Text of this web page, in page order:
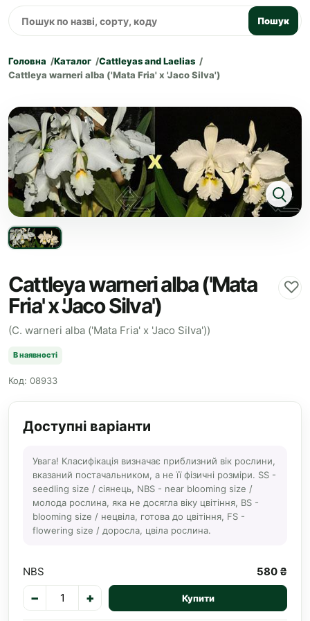
Пошук
Головна Каталог
Cattleyas and Laelias
Cattleya warneri alba ('Mata Fria' x 'Jaco Silva')
Cattleya warneri alba ('Mata
Fria' x 'Jaco Silva')
♡
(C. warneri alba ('Mata Fria' x 'Jaco Silva'))
В наявності
Код: 08933
Доступні варіанти
Увага! Класифікація визначає приблизний вік рослини,
вказаний постачальником, а не її фізичні розміри. SS -
seedling size / сіянець, NBS - near blooming size /
молода рослина, яка не досягла віку цвітіння, BS -
blooming size / нецвіла, готова до цвітіння, FS -
flowering size / доросла, цвіла рослина.
NBS 580 ₴
− + Купити